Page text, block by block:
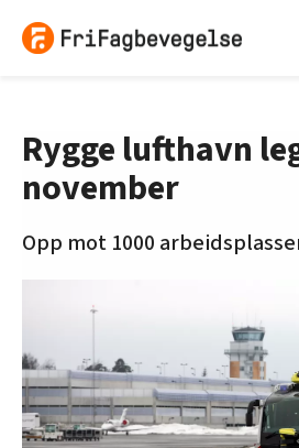
Rygge lufthavn
november
Opp mot 1000